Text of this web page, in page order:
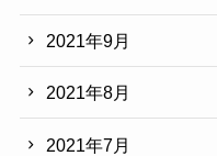
2021年9月
2021年8月
2021年7月